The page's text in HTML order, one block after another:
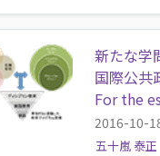
新たな学
国際公共
For the
2016-10-
五十嵐 泰正